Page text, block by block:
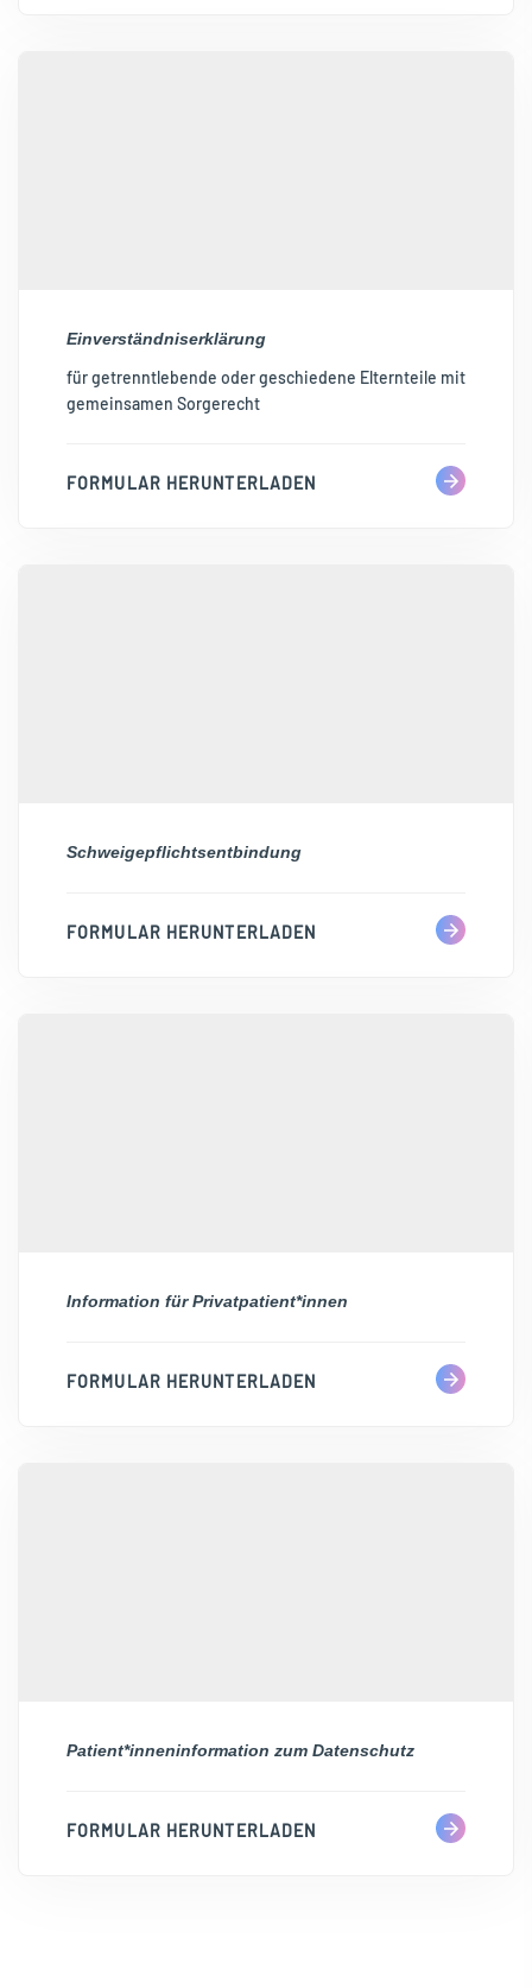
Einverständniserklärung
für getrenntlebende oder geschiedene Elternteile mit
gemeinsamen Sorgerecht
FORMULAR HERUNTERLADEN
Schweigepflichtsentbindung
FORMULAR HERUNTERLADEN
Information für Privatpatient*innen
FORMULAR HERUNTERLADEN
Patient*inneninformation zum Datenschutz
FORMULAR HERUNTERLADEN